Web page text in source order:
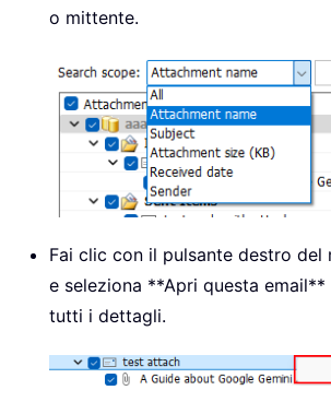
o mittente.
Fai clic con il pulsante destro del
e seleziona **Apri questa
tutti i dettagli.